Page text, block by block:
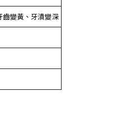
齒變黃、牙漬變深